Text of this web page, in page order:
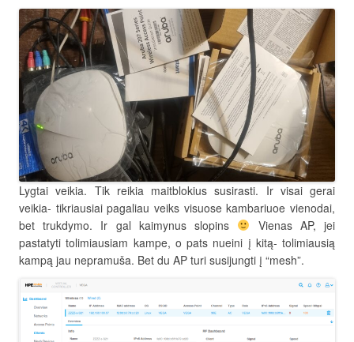
Lygtai veikia. Tik reikia maitblokius susirasti. Ir visai gerai
veikia- tikriausiai pagaliau veiks visuose kambariuoe vienodai,
bet trukdymo. Ir gal kaimynus slopins
Vienas AP, jei
pastatyti tolimiausiam kampe, o pats nueini į kitą- tolimiausią
kampą jau nepramuša. Bet du AP turi susijungti į “mesh”.